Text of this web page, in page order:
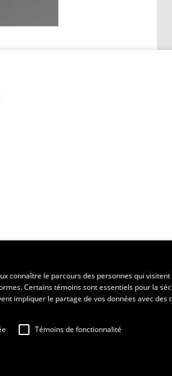
connaître le parcours des personnes qui
Certains témoins sont essentiels pour la
impliquer le partage de vos données avec des
Témoins de fonctionnalité